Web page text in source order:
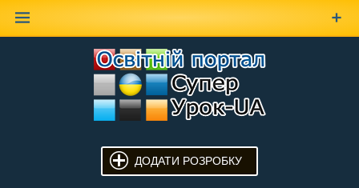
ДОДАТИ РОЗРОБКУ